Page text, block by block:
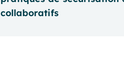
WebPart prêts à l’emploi,
collaboratifs